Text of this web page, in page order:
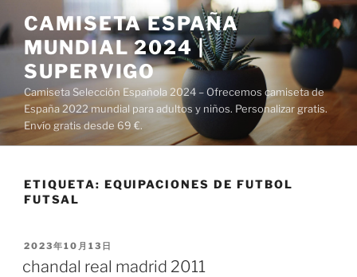
al
contenido
CAMISETA ESPAÑA
MUNDIAL 2024 |
SUPERVIGO
Camiseta Selección Española 2024 – Ofrecemos camiseta de
España 2022 mundial para adultos y niños. Personalizar gratis.
Envío gratis desde 69 €.
ETIQUETA: EQUIPACIONES DE FUTBOL
FUTSAL
PUBLICADO
EL
2023年10月13日
chandal real madrid 2011